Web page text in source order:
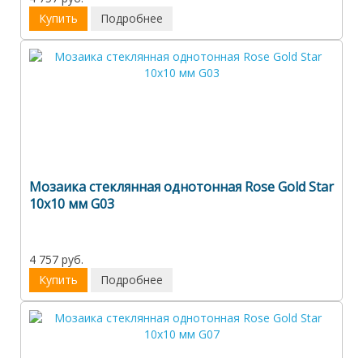
Купить
Подробнее
Мозаика стеклянная однотонная Rose Gold Star
10х10 мм G03
4 757 руб.
Купить
Подробнее